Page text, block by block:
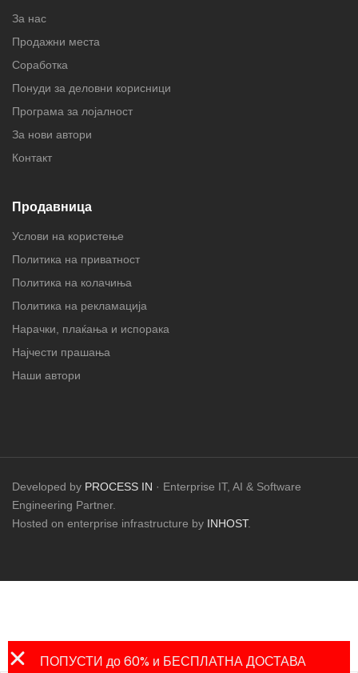
За нас
Продажни места
Соработка
Понуди за деловни корисници
Програма за лојалност
За нови автори
Контакт
Продавница
Услови на користење
Политика на приватност
Политика на колачиња
Политика на рекламација
Нарачки, плаќања и испорака
Најчести прашања
Наши автори
Developed by PROCESS IN · Enterprise IT, AI & Software
Engineering Partner.
Hosted on enterprise infrastructure by INHOST.
ПОПУСТИ до 60% и БЕСПЛАТНА ДОСТАВА